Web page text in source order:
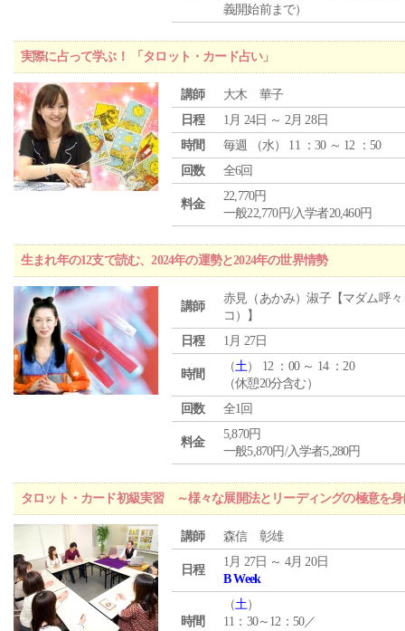
義開始前まで）
実際に占って学ぶ！ 「タロット・カード占い」
講師
大木 華子
日程
1月 24日 ～ 2月 28日
時間
毎週 （水） 11 ：30 ～ 12 ：50
回数
全6回
料金
22,770円
一般22,770円/入学者20,460円
生まれ年の12支で読む、2024年の運勢と2024年の世界情勢
講師
赤見（あかみ）淑子【マダム呼々
コ）】
日程
1月 27日
時間
（土） 12 ：00 ～ 14 ：20
（休憩20分含む）
回数
全1回
料金
5,870円
一般5,870円/入学者5,280円
タロット・カード初級実習 ～様々な展開法とリーディングの極意を身
講師 森信 彰雄
日程
1月 27日 ～ 4月 20日
B Week
時間
（土）
11：30～12：50／